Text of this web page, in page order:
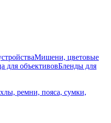
Мишени, цветовые
для объективовБленды для
ремни, пояса, сумки,